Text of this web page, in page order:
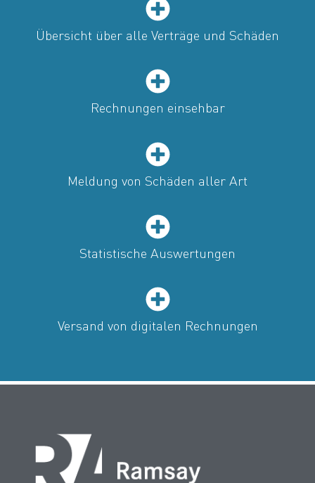
Übersicht über alle Verträge und Schäden
Rechnungen einsehbar
Meldung von Schäden aller Art
Statistische Auswertungen
Versand von digitalen Rechnungen